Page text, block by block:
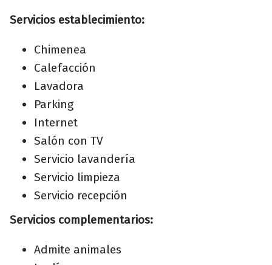
Servicios establecimiento:
Chimenea
Calefacción
Lavadora
Parking
Internet
Salón con TV
Servicio lavandería
Servicio limpieza
Servicio recepción
Servicios complementarios:
Admite animales